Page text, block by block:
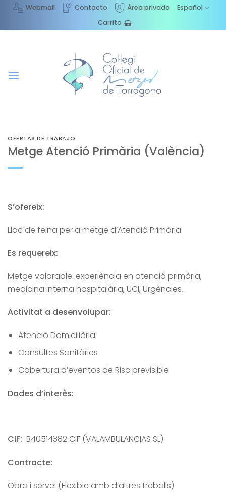
Saltar
contenido
Webmail Contacto Área privada
Español
Carrito
OFERTAS DE TRABAJO
Metge Atenció Primària (València)
S’ofereix:
Lloc de feina per a metge d’Atenció Primària
Es requereix:
Metge valorable: experiència en atenció primària,
medicina interna hospitalària, UCI, Urgències.
Activitat a desenvolupar:
Atenció Domiciliària
Consultes Sanitàries
Cobertura d’eventos de Risc previsible
Dades d’interès:
CIF: B40514382 CIF (VALAMBULANCIAS SL)
Contracte:
Obra i servei (Flexible amb d’altres treballs)